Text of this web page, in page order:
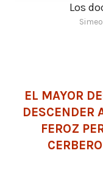
Los
EL MAYOR
DESCENDER
FEROZ